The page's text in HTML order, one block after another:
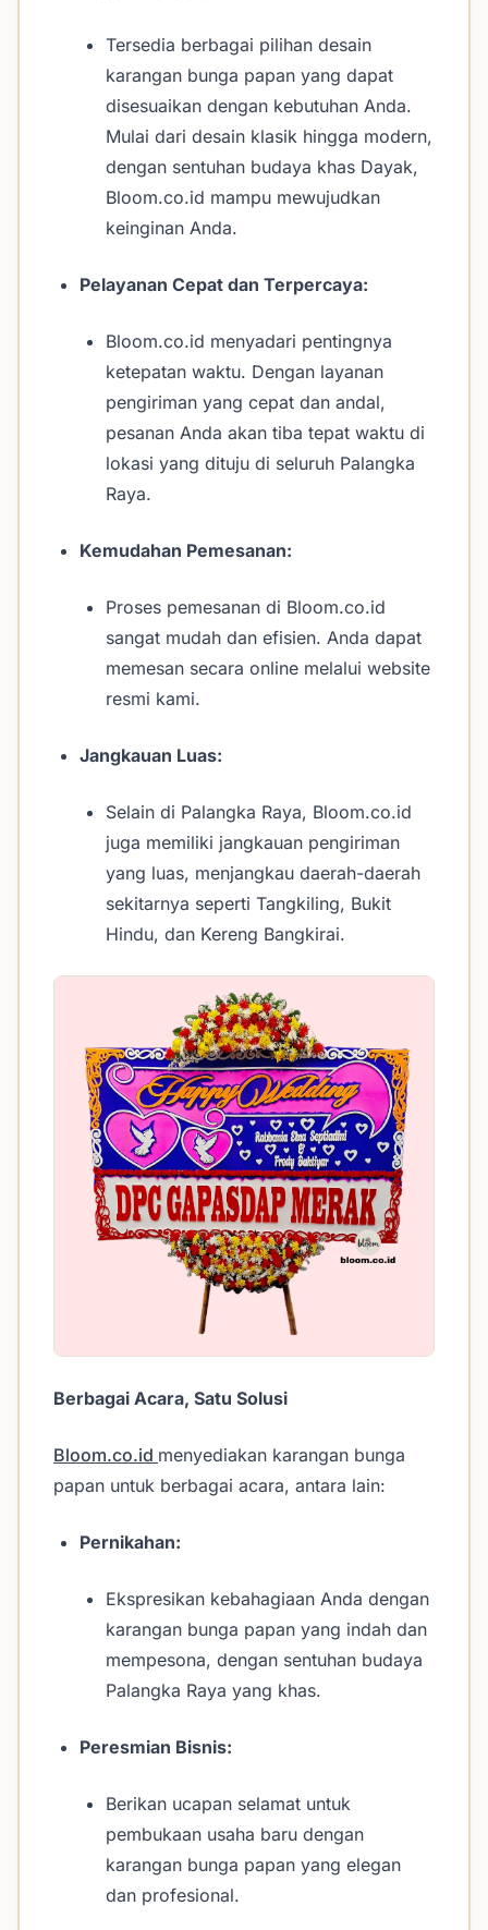
Tersedia berbagai pilihan desain
karangan bunga papan yang dapat
disesuaikan dengan kebutuhan Anda.
Mulai dari desain klasik hingga modern,
dengan sentuhan budaya khas Dayak,
Bloom.co.id mampu mewujudkan
keinginan Anda.
Pelayanan Cepat dan Terpercaya:
Bloom.co.id menyadari pentingnya
ketepatan waktu. Dengan layanan
pengiriman yang cepat dan andal,
pesanan Anda akan tiba tepat waktu di
lokasi yang dituju di seluruh Palangka
Raya.
Kemudahan Pemesanan:
Proses pemesanan di Bloom.co.id
sangat mudah dan efisien. Anda dapat
memesan secara online melalui website
resmi kami.
Jangkauan Luas:
Selain di Palangka Raya, Bloom.co.id
juga memiliki jangkauan pengiriman
yang luas, menjangkau daerah-daerah
sekitarnya seperti Tangkiling, Bukit
Hindu, dan Kereng Bangkirai.
Berbagai Acara, Satu Solusi
Bloom.co.id menyediakan karangan bunga
papan untuk berbagai acara, antara lain:
Pernikahan:
Ekspresikan kebahagiaan Anda dengan
karangan bunga papan yang indah dan
mempesona, dengan sentuhan budaya
Palangka Raya yang khas.
Peresmian Bisnis:
Berikan ucapan selamat untuk
pembukaan usaha baru dengan
karangan bunga papan yang elegan
dan profesional.